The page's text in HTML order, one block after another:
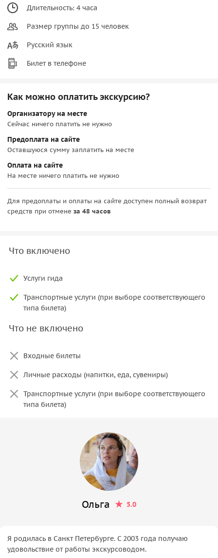
Длительность: 4 часа
Размер группы до 15 человек
Русский язык
Билет в телефоне
Как можно оплатить экскурсию?
Организатору на месте
Сейчас ничего платить не нужно
Предоплата на сайте
Оставшуюся сумму заплатить на месте
Оплата на сайте
На месте ничего платить не нужно
Для предоплаты и оплаты на сайте доступен полный возврат
средств при отмене за 48 часов
Что включено
Услуги гида
Транспортные услуги (при выборе соответствующего
типа билета)
Что не включено
Входные билеты
Личные расходы (напитки, еда, сувениры)
Транспортные услуги (при выборе соответствующего
типа билета)
Ольга 5.0
Я родилась в Санкт Петербурге. С 2003 года получаю
удовольствие от работы экскурсоводом.